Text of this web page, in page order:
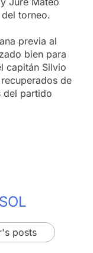
torneo.
previa al
bien para
capitán Silvio
de
del partido
posts